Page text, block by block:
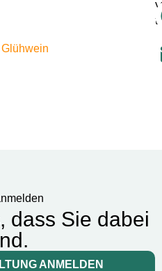
Glühwein
dass Sie dabei
ANMELDEN